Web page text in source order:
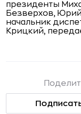
президенты
Безверхов,
начальник
Крицкий,